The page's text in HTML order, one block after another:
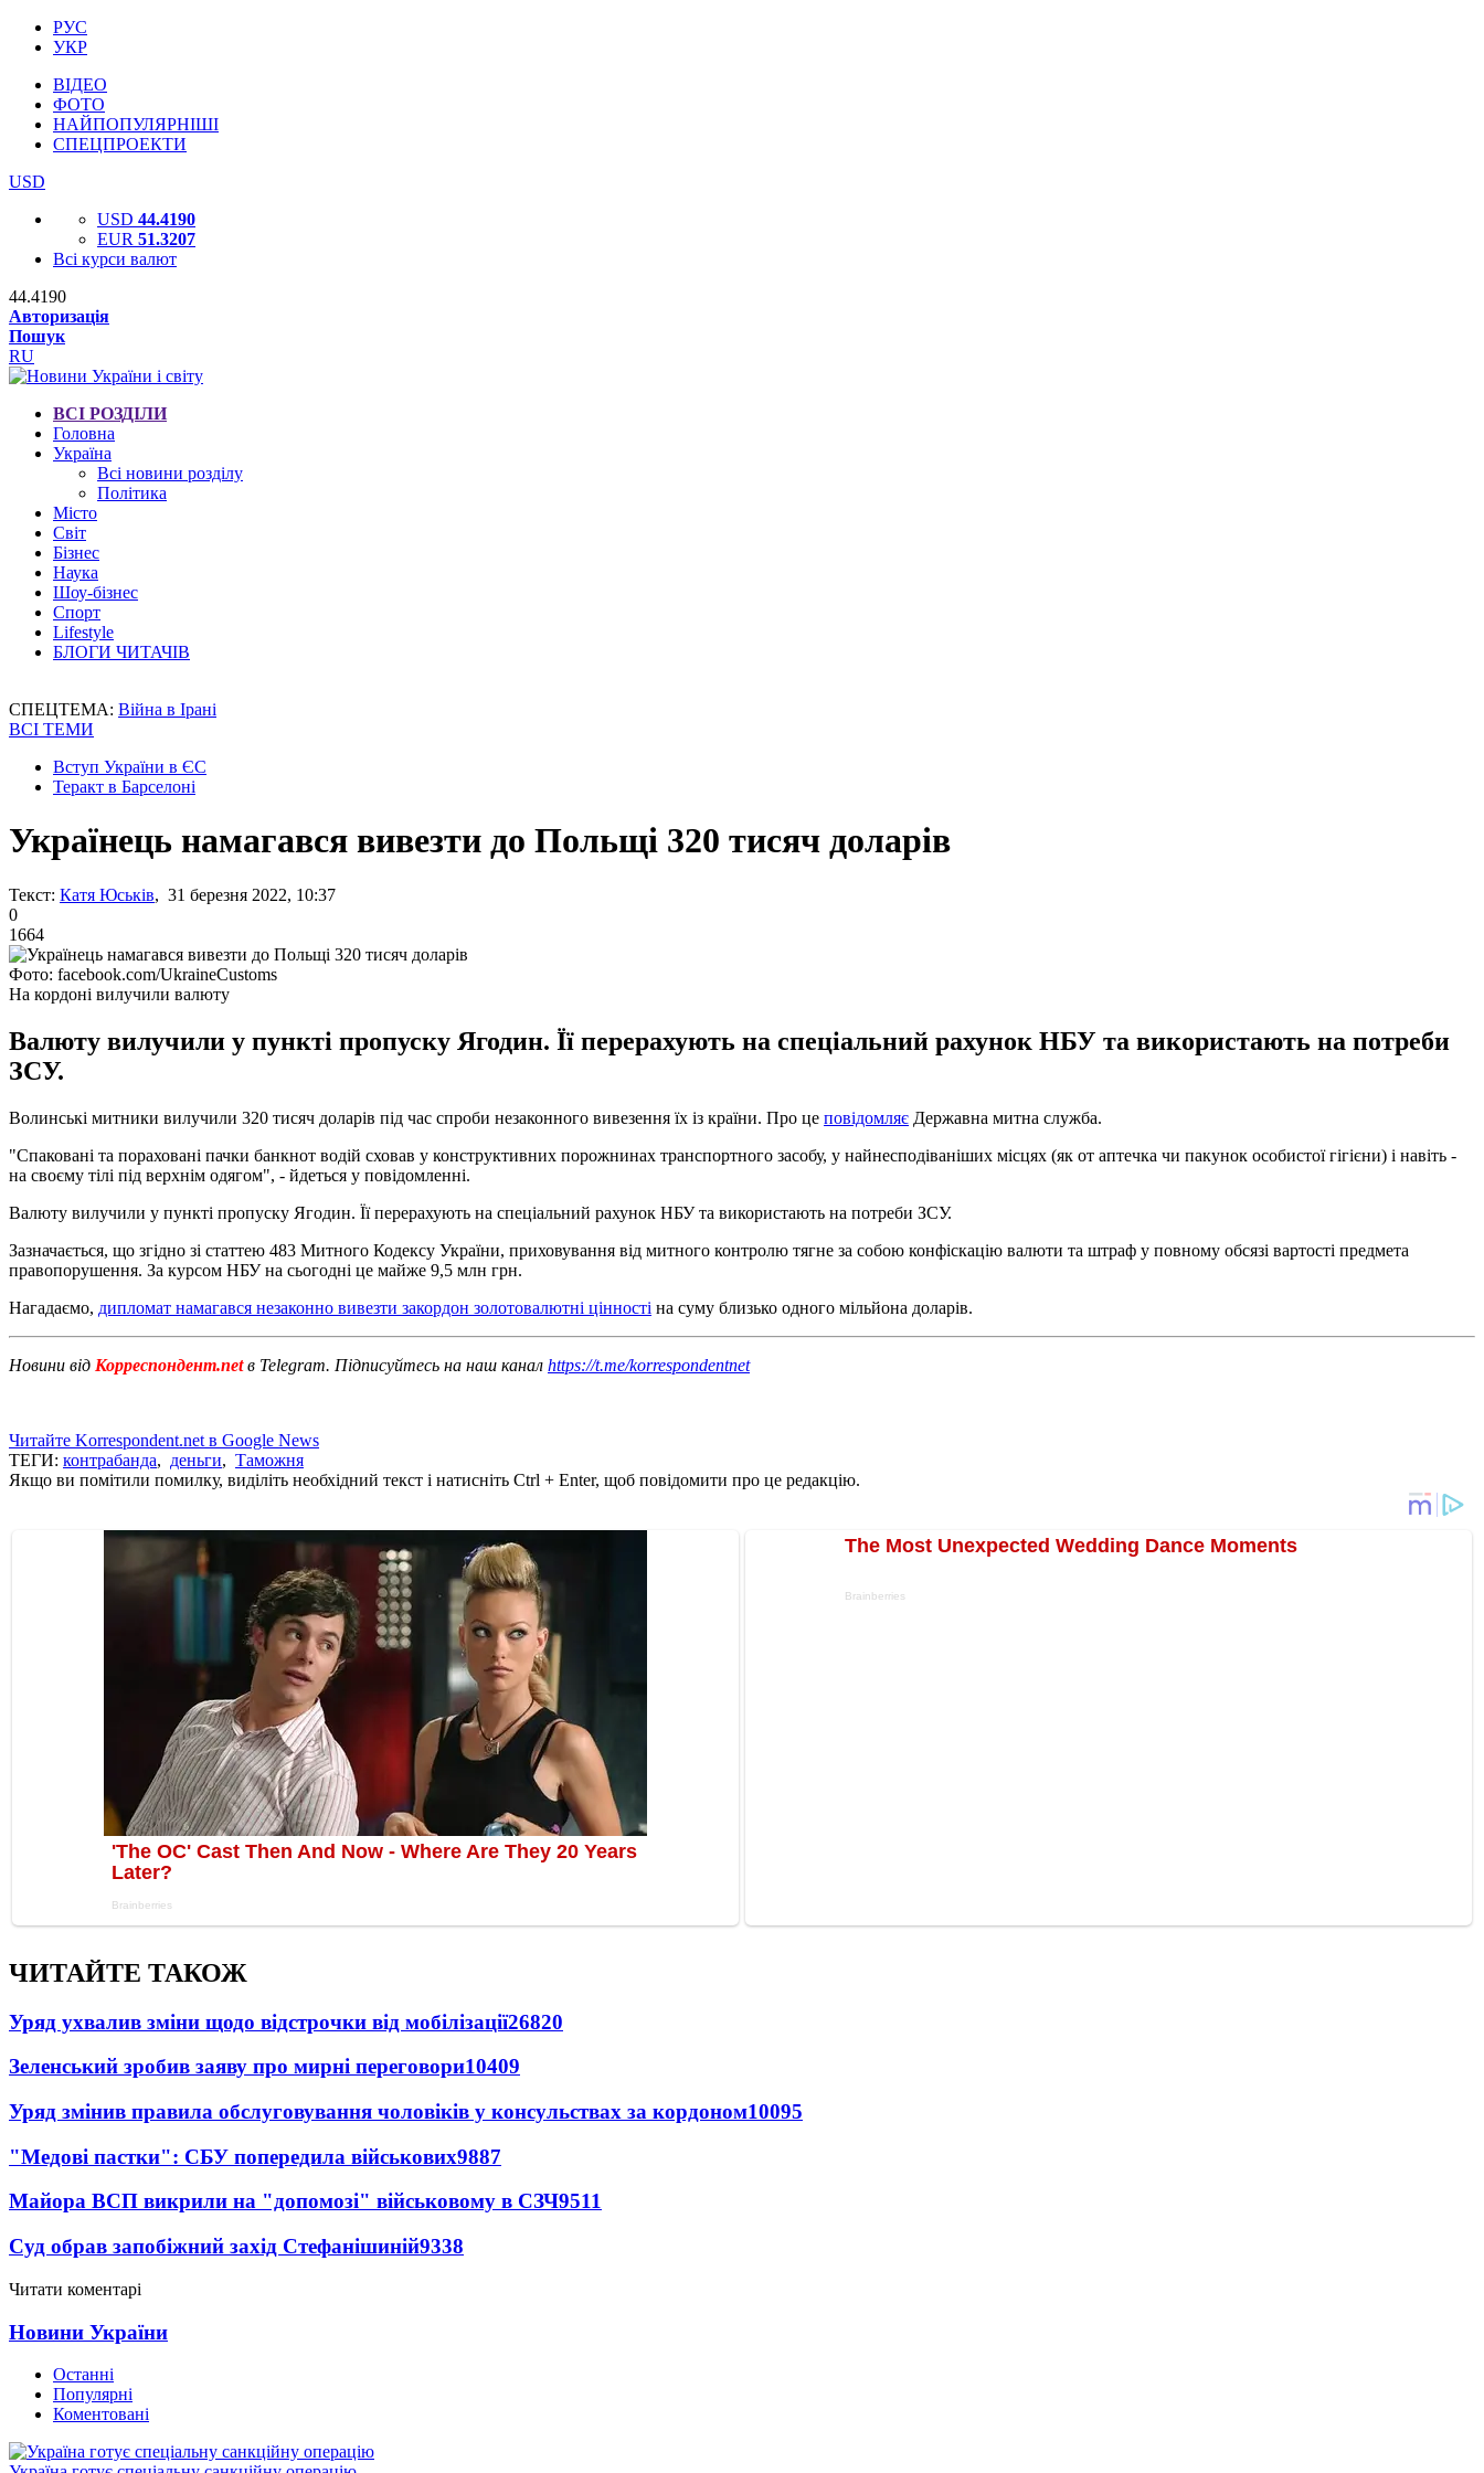
РУС
УКР
ВІДЕО
ФОТО
НАЙПОПУЛЯРНІШІ
СПЕЦПРОЕКТИ
USD
USD 44.4190
EUR 51.3207
Всі курси валют
44.4190
Авторизація
Пошук
RU
ВСІ РОЗДІЛИ
Головна
Україна
Всі новини розділу
Політика
Місто
Світ
Бізнес
Наука
Шоу-бізнес
Спорт
Lifestyle
БЛОГИ ЧИТАЧІВ
СПЕЦТЕМА: Війна в Ірані
ВСІ ТЕМИ
Вступ України в ЄС
Теракт в Барселоні
Українець намагався вивезти до Польщі 320 тисяч доларів
Текст: Катя Юськів, 31 березня 2022, 10:37
0
1664
Фото: facebook.com/UkraineCustoms
На кордоні вилучили валюту
Валюту вилучили у пункті пропуску Ягодин. Її перерахують на спеціальний рахунок НБУ та використають на потреби
ЗСУ.
Волинські митники вилучили 320 тисяч доларів під час спроби незаконного вивезення їх із країни. Про це повідомляє Державна митна служба.
"Спаковані та пораховані пачки банкнот водій сховав у конструктивних порожнинах транспортного засобу, у найнесподіваніших місцях (як от аптечка чи пакунок особистої гігієни) і навіть -
на своєму тілі під верхнім одягом", - йдеться у повідомленні.
Валюту вилучили у пункті пропуску Ягодин. Її перерахують на спеціальний рахунок НБУ та використають на потреби ЗСУ.
Зазначається, що згідно зі статтею 483 Митного Кодексу України, приховування від митного контролю тягне за собою конфіскацію валюти та штраф у повному обсязі вартості предмета
правопорушення. За курсом НБУ на сьогодні це майже 9,5 млн грн.
Нагадаємо, дипломат намагався незаконно вивезти закордон золотовалютні цінності на суму близько одного мільйона доларів.
Новини від Корреспондент.netв Telegram. Підписуйтесь на наш канал https://t.me/korrespondentnet
Читайте Korrespondent.net в Google News
ТЕГИ: контрабанда, деньги, Таможня
Якщо ви помітили помилку, виділіть необхідний текст і натисніть Ctrl + Enter, щоб повідомити про це редакцію.
ЧИТАЙТЕ ТАКОЖ
Уряд ухвалив зміни щодо відстрочки від мобілізації26820
Зеленський зробив заяву про мирні переговори10409
Уряд змінив правила обслуговування чоловіків у консульствах за кордоном10095
"Медові пастки": СБУ попередила військових9887
Майора ВСП викрили на "допомозі" військовому в СЗЧ9511
Суд обрав запобіжний захід Стефанішиній9338
Читати коментарі
Новини України
Останні
Популярні
Коментовані